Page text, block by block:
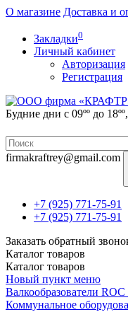
О магазине Доставка и
Закладки0
Личный кабинет
Авторизация
Регистрация
Будние дни с 09ºº до
firmakraftrey@gmail.com
+7 (925) 771-75-91
+7 (925) 771-75-91
Заказать обратный
Каталог товаров
Каталог товаров
Новый пункт меню
Валкообразователи
Коммунальное